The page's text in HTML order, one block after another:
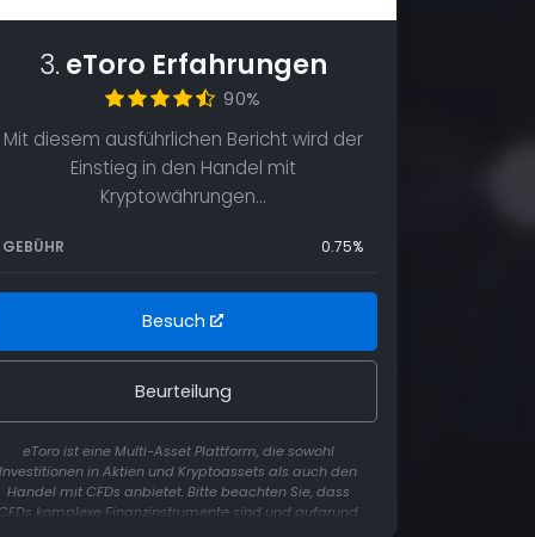
3. eToro Erfahrungen
90%
Mit diesem ausführlichen Bericht wird der
Einstieg in den Handel mit
Kryptowährungen…
GEBÜHR 0.75%
Beurteilung
Besuch
eToro ist eine Multi-Asset Plattform, die sowohl
Investitionen in Aktien und Kryptoassets als auch den
Handel mit CFDs anbietet. Bitte beachten Sie, dass
CFDs komplexe Finanzinstrumente sind und aufgrund